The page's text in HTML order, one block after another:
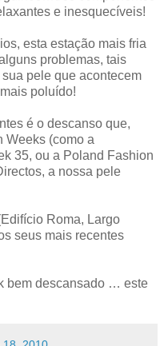
e inesquecíveis!
esta estação mais fria
problemas, tais
pele que acontecem
poluído!
é o descanso que,
Weeks (como a
35, ou a Poland Fashion
a nossa pele
Roma, Largo
seus mais recentes
bem descansado … este